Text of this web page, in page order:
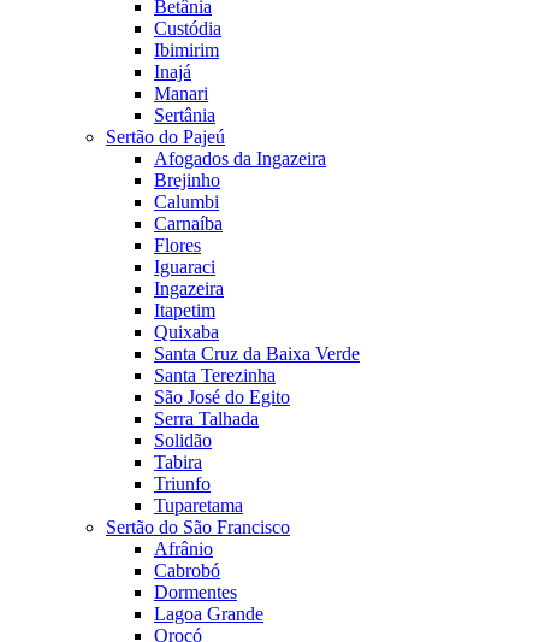
Betânia
Custódia
Ibimirim
Inajá
Manari
Sertânia
Sertão do Pajeú
Afogados da Ingazeira
Brejinho
Calumbi
Carnaíba
Flores
Iguaraci
Ingazeira
Itapetim
Quixaba
Santa Cruz da Baixa Verde
Santa Terezinha
São José do Egito
Serra Talhada
Solidão
Tabira
Triunfo
Tuparetama
Sertão do São Francisco
Afrânio
Cabrobó
Dormentes
Lagoa Grande
Orocó